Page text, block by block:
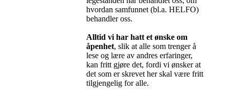
hvordan samfunnet (bl.a. HELFO)
behandler oss.
Alltid vi har hatt et ønske om
åpenhet, slik at alle som trenger å
lese og lære av andres erfaringer,
kan fritt gjøre det, fordi vi ønsker at
det som er skrevet her skal være fritt
tilgjengelig for alle.